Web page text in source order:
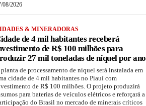
08/2026
& MINERADORAS
de 4 mil habitantes receberá
de R$ 100 milhões para
27 mil toneladas de níquel por ano
de processamento de níquel será instalada em
cidade de 4 mil habitantes no Piauí com
de R$ 100 milhões. O projeto produzirá
para baterias de veículos elétricos e reforçará a
do Brasil no mercado de minerais críticos